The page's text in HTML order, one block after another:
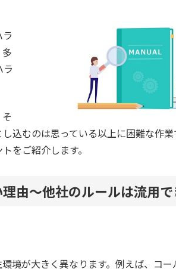
ラ
込むのは思っている以上に困難な作
をご紹介します。
由～他社のルールは流用
境が大きく異なります。例えば、コ